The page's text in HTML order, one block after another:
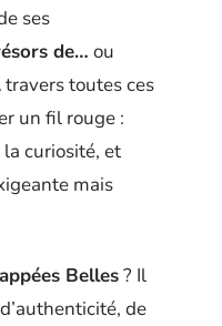
ses
de… ou
travers toutes ces
un fil rouge :
curiosité, et
mais
Belles? Il
de